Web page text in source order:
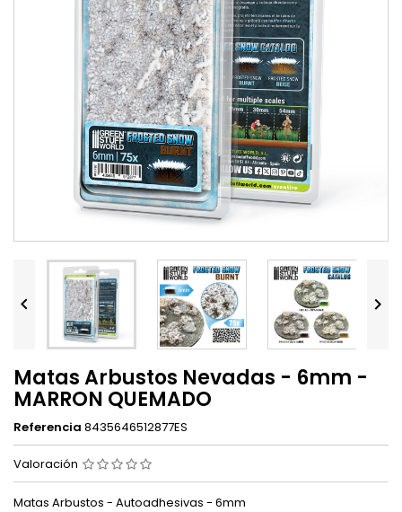
 
Matas Arbustos Nevadas - 6mm -
MARRON QUEMADO
Referencia 8435646512877ES
Valoración
Matas Arbustos - Autoadhesivas - 6mm